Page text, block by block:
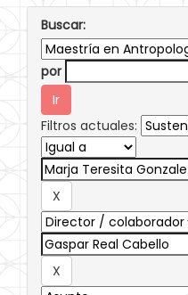
Buscar:
por
Filtros actuales: